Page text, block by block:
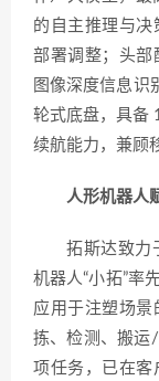
的自主推理与
部署调整；头部
图像深度信息识
轮式底盘，具备
续航能力，兼顾
人形机器人
拓斯达致力
机器人“小拓”率
应用于注塑场景
拣、检测、搬运
项任务，已在客